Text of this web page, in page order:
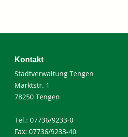
Kontakt
Stadtverwaltung Tengen
Marktstr. 1
78250 Tengen
Tel.: 07736/9233-0
Fax: 07736/9233-40